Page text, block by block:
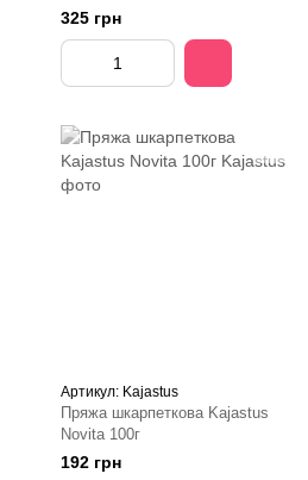
325 грн
Артикул: Kajastus
Пряжа шкарпеткова Kajastus
Novita 100г
192 грн